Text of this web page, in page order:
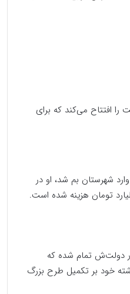
پروژه حیاتی آب، برق و صنعت را افتتاح می‌کند که برای
شهرستان بم شد، او در
در دولت‌ش تمام شده که
خود بر تکمیل طرح بزرگ